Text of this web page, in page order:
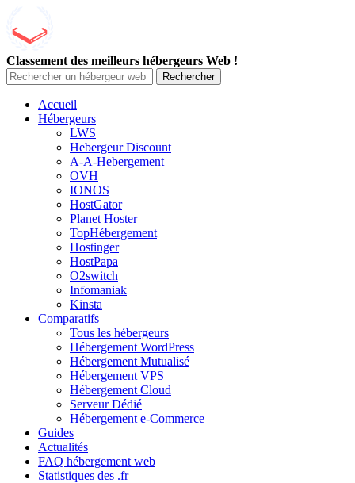
Classement des meilleurs hébergeurs Web !
Rechercher
Accueil
Hébergeurs
LWS
Hebergeur Discount
A-A-Hebergement
OVH
IONOS
HostGator
Planet Hoster
TopHébergement
Hostinger
HostPapa
O2switch
Infomaniak
Kinsta
Comparatifs
Tous les hébergeurs
Hébergement WordPress
Hébergement Mutualisé
Hébergement VPS
Hébergement Cloud
Serveur Dédié
Hébergement e-Commerce
Guides
Actualités
FAQ hébergement web
Statistiques des .fr